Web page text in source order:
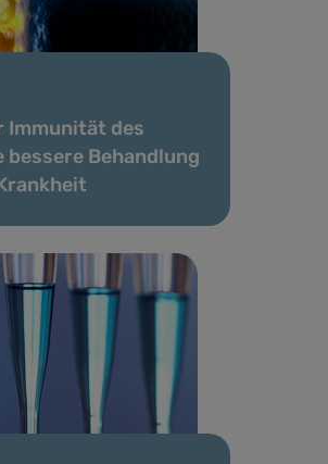
Immunität des
bessere Behandlung
Krankheit